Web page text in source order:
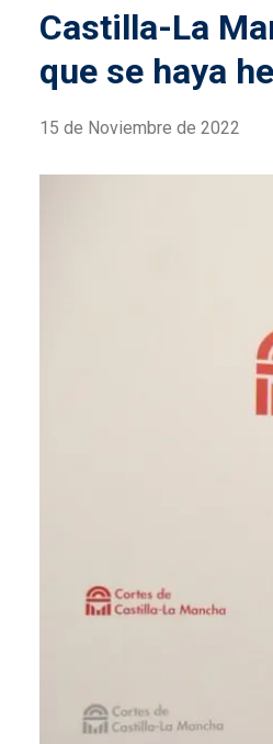
Castilla-La
que se haya
15 de Noviembre de 2022